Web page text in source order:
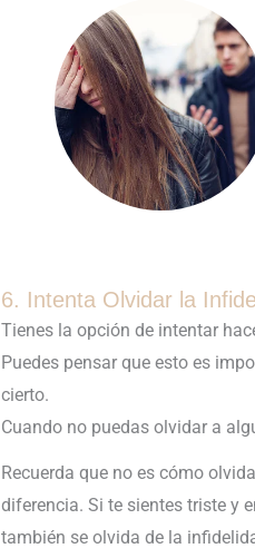
6. Intenta Olvidar la
Tienes la opción de intentar
Puedes pensar que esto es
cierto.
Cuando no puedas olvidar a
Recuerda que no es cómo
diferencia. Si te sientes triste y
también se olvida de la